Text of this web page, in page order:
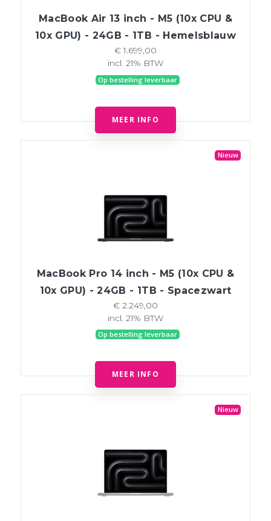
MacBook Air 13 inch - M5 (10x CPU &
10x GPU) - 24GB - 1TB - Hemelsblauw
€ 1.699,00
incl. 21% BTW
Op bestelling leverbaar
MEER INFO
Nieuw
MacBook Pro 14 inch - M5 (10x CPU &
10x GPU) - 24GB - 1TB - Spacezwart
€ 2.249,00
incl. 21% BTW
Op bestelling leverbaar
MEER INFO
Nieuw